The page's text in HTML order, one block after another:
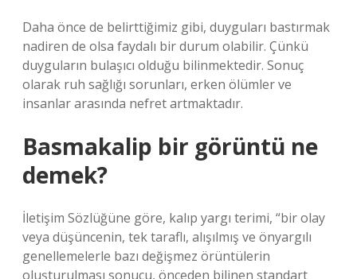
Daha önce de belirttiğimiz gibi, duyguları bastırmak
nadiren de olsa faydalı bir durum olabilir. Çünkü
duyguların bulaşıcı olduğu bilinmektedir. Sonuç
olarak ruh sağlığı sorunları, erken ölümler ve
insanlar arasında nefret artmaktadır.
Basmakalip bir görüntü ne
demek?
İletişim Sözlüğüne göre, kalıp yargı terimi, “bir olay
veya düşüncenin, tek taraflı, alışılmış ve önyargılı
genellemelerle bazı değişmez örüntülerin
oluşturulması sonucu, önceden bilinen standart